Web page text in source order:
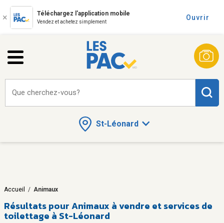
Téléchargez l'application mobile
Vendez et achetez simplement
Ouvrir
St-Léonard
Que cherchez-vous?
Accueil / Animaux
Résultats pourAnimaux à vendre et services de
toilettage à St-Léonard